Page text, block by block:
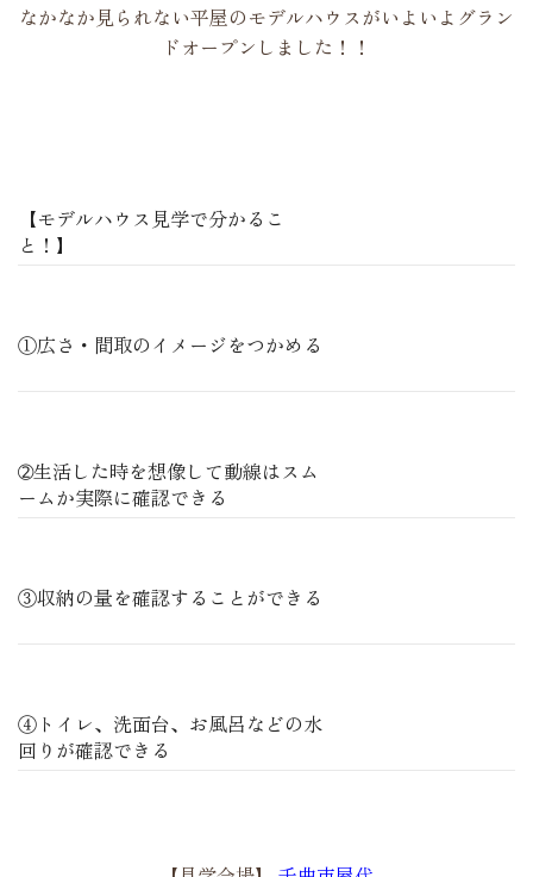
なかなか見られない平屋のモデルハウスがいよいよグラン
ドオープンしました！！
【モデルハウス見学で分かるこ
と！】
①広さ・間取のイメージをつかめる
➁生活した時を想像して動線はスム
ームか実際に確認できる
③収納の量を確認することができる
④トイレ、洗面台、お風呂などの水
回りが確認できる